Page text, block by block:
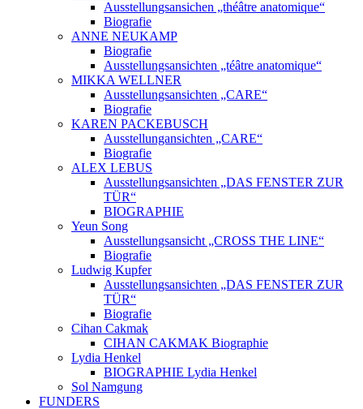
Ausstellungsansichen „théâtre anatomique“
Biografie
ANNE NEUKAMP
Biografie
Ausstellungsansichten „téâtre anatomique“
MIKKA WELLNER
Ausstellungsansichten „CARE“
Biografie
KAREN PACKEBUSCH
Ausstellungansichten „CARE“
Biografie
ALEX LEBUS
Ausstellungsansichten „DAS FENSTER ZUR
TÜR“
BIOGRAPHIE
Yeun Song
Ausstellungsansicht „CROSS THE LINE“
Biografie
Ludwig Kupfer
Ausstellungsansichten „DAS FENSTER ZUR
TÜR“
Biografie
Cihan Cakmak
CIHAN CAKMAK Biographie
Lydia Henkel
BIOGRAPHIE Lydia Henkel
Sol Namgung
FUNDERS